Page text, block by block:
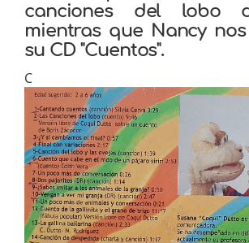
canciones del lobo
mientras que Nancy
su CD "Cuentos".
C